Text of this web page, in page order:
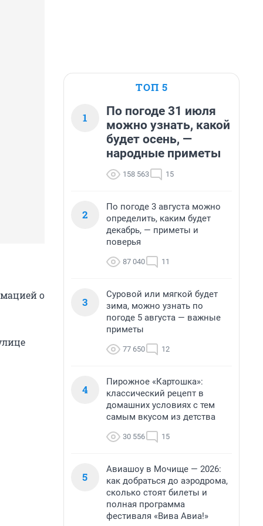
о
ТОП 5
1
По погоде 31 июля
можно узнать, какой
будет осень, —
народные приметы
158 563 15
2
По погоде 3 августа можно
определить, каким будет
декабрь, — приметы и
поверья
87 040 11
3
Суровой или мягкой будет
зима, можно узнать по
погоде 5 августа — важные
приметы
77 650 12
4
Пирожное «Картошка»:
классический рецепт в
домашних условиях с тем
самым вкусом из детства
30 556 15
5
Авиашоу в Мочище — 2026:
как добраться до аэродрома,
сколько стоят билеты и
полная программа
фестиваля «Вива Авиа!»